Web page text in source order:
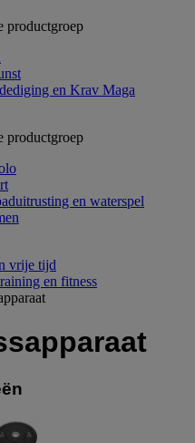
productgroep
en Krav Maga
productgroep
en waterspel
vrije tijd
en fitness